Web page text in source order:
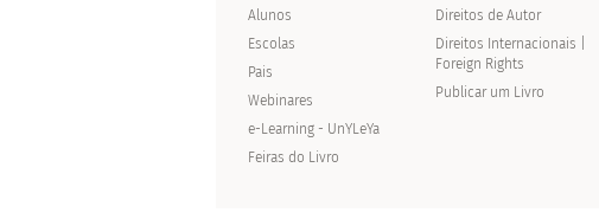
Alunos
Escolas
Pais
Webinares
e-Learning - UnYLeYa
Feiras do Livro
Direitos de Autor
Direitos Internacionais |
Foreign Rights
Publicar um Livro